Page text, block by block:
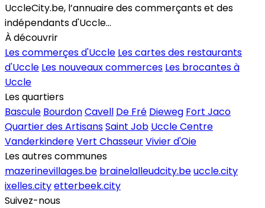
UccleCity.be, l’annuaire des commerçants et des
indépendants d'Uccle...
À découvrir
Les commerçes d'Uccle Les cartes des restaurants
d'Uccle Les nouveaux commerces Les brocantes à
Uccle
Les quartiers
Bascule BourdonCavell De Fré Dieweg Fort Jaco
Quartier des ArtisansSaint Job Uccle Centre
VanderkindereVert ChasseurVivier d'Oie
Les autres communes
mazerinevillages.be brainelalleudcity.beuccle.city
ixelles.cityetterbeek.city
Suivez-nous